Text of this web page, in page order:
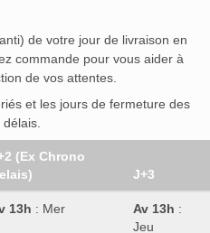
de votre jour de livraison en
commande pour vous aider à
de vos attentes.
et les jours de fermeture des
(Ex Chrono
J+3
13h : Mer Av 13h :
Jeu